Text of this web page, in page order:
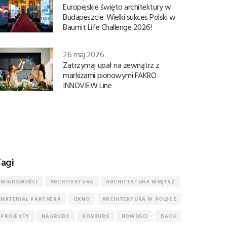
Europejskie święto architektury w
Budapeszcie. Wielki sukces Polski w
Baumit Life Challenge 2026!
26 maj 2026
Zatrzymaj upał na zewnątrz z
markizami pionowymi FAKRO
INNOVIEW Line
WIADOMOŚCI ARCHITEKTURA ARCHITEKTURA WNĘTRZ
MATERIAŁ PARTNERA OKNO ARCHITEKTURA W POLSCE
PROJEKTY NAGRODY KONKURS NOWOŚCI DACH